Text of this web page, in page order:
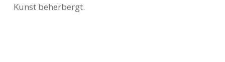
Kunst beherbergt.